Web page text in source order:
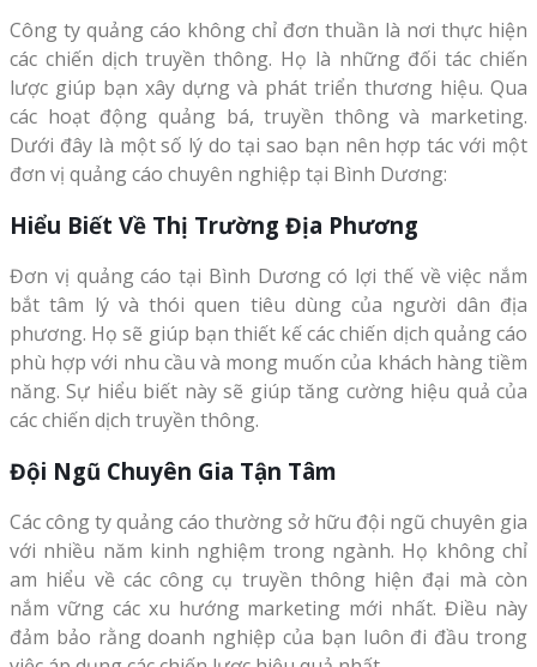
Công ty quảng cáo không chỉ đơn thuần là nơi thực hiện
các chiến dịch truyền thông. Họ là những đối tác chiến
lược giúp bạn xây dựng và phát triển thương hiệu. Qua
các hoạt động quảng bá, truyền thông và marketing.
Dưới đây là một số lý do tại sao bạn nên hợp tác với một
đơn vị quảng cáo chuyên nghiệp tại Bình Dương:
Hiểu Biết Về Thị Trường Địa Phương
Đơn vị quảng cáo tại Bình Dương có lợi thế về việc nắm
bắt tâm lý và thói quen tiêu dùng của người dân địa
phương. Họ sẽ giúp bạn thiết kế các chiến dịch quảng cáo
phù hợp với nhu cầu và mong muốn của khách hàng tiềm
năng. Sự hiểu biết này sẽ giúp tăng cường hiệu quả của
các chiến dịch truyền thông.
Đội Ngũ Chuyên Gia Tận Tâm
Các công ty quảng cáo thường sở hữu đội ngũ chuyên gia
với nhiều năm kinh nghiệm trong ngành. Họ không chỉ
am hiểu về các công cụ truyền thông hiện đại mà còn
nắm vững các xu hướng marketing mới nhất. Điều này
đảm bảo rằng doanh nghiệp của bạn luôn đi đầu trong